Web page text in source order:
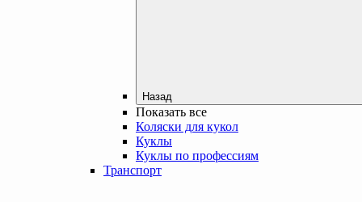
Назад
Показать все
Коляски для кукол
Куклы
Куклы по профессиям
Транспорт